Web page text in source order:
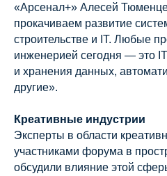
«Арсенал+» Алесей
прокачиваем развитие
строительстве и IT. Любые
инженерией сегодня — это
и хранения данных,
другие».
Креативные индустрии
Эксперты в области
участниками форума в
обсудили влияние этой